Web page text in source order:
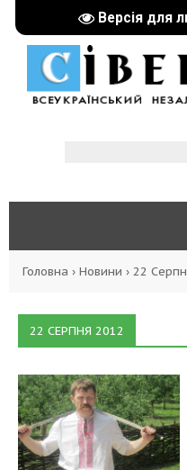
Версія для
Головна › Новини › 22
22 СЕРПНЯ 2012